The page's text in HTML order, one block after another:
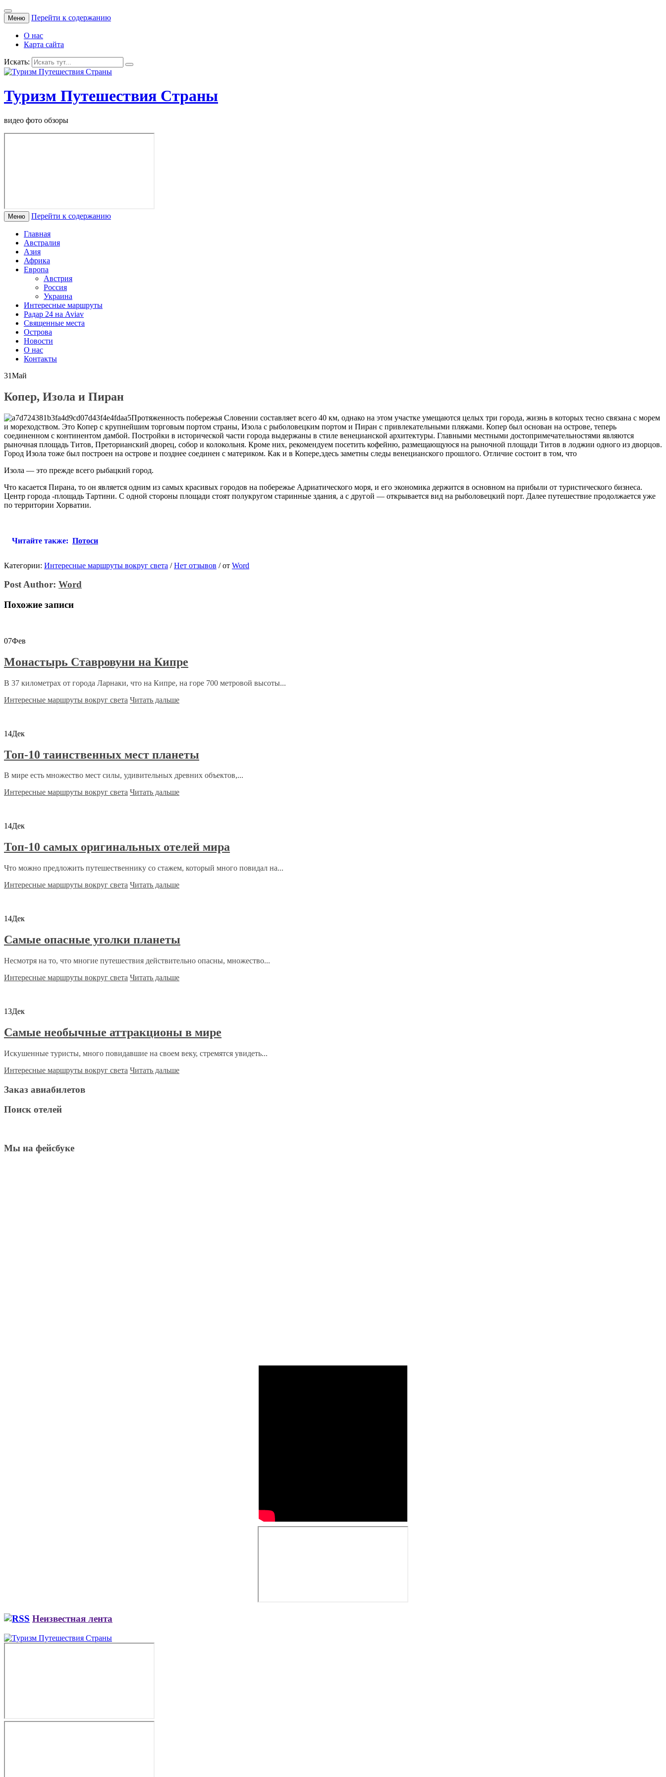
Меню Перейти к содержанию
О нас
Карта сайта
Искать:
Туризм Путешествия Страны
видео фото обзоры
Меню Перейти к содержанию
Главная
Австралия
Азия
Африка
Европа
Австрия
Россия
Украина
Интересные маршруты
Радар 24 на Aviav
Священные места
Острова
Новости
О нас
Контакты
31Май
Копер, Изола и Пиран
Протяженность побережья Словении составляет всего 40 км, однако на этом участке умещаются целых три города, жизнь в которых тесно связана с морем
и мореходством. Это Копер с крупнейшим торговым портом страны, Изола с рыболовецким портом и Пиран с привлекательными пляжами. Копер был основан на острове, теперь
соединенном с континентом дамбой. Постройки в исторической части города выдержаны в стиле венецианской архитектуры. Главными местными достопримечательностями являются
рыночная площадь Титов, Преторианский дворец, собор и колокольня. Кроме них, рекомендуем посетить кофейню, размещающуюся на рыночной площади Титов в лоджии одного из дворцов.
Город Изола тоже был построен на острове и позднее соединен с материком. Как и в Копере,здесь заметны следы венецианского прошлого. Отличие состоит в том, что
Изола — это прежде всего рыбацкий город.
Что касается Пирана, то он является одним из самых красивых городов на побережье Адриатического моря, и его экономика держится в основном на прибыли от туристического бизнеса.
Центр города -площадь Тартини. С одной стороны площади стоят полукругом старинные здания, а с другой — открывается вид на рыболовецкий порт. Далее путешествие продолжается уже
по территории Хорватии.
Читайте также: Потоси
Категории: Интересные маршруты вокруг света / Нет отзывов /от Word
Post Author: Word
Похожие записи
07Фев
Монастырь Ставровуни на Кипре
В 37 километрах от города Ларнаки, что на Кипре, на горе 700 метровой высоты...
Интересные маршруты вокруг света Читать дальше
14Дек
Топ-10 таинственных мест планеты
В мире есть множество мест силы, удивительных древних объектов,...
Интересные маршруты вокруг света Читать дальше
14Дек
Топ-10 самых оригинальных отелей мира
Что можно предложить путешественнику со стажем, который много повидал на...
Интересные маршруты вокруг света Читать дальше
14Дек
Самые опасные уголки планеты
Несмотря на то, что многие путешествия действительно опасны, множество...
Интересные маршруты вокруг света Читать дальше
13Дек
Самые необычные аттракционы в мире
Искушенные туристы, много повидавшие на своем веку, стремятся увидеть...
Интересные маршруты вокруг света Читать дальше
Заказ авиабилетов
Поиск отелей
Мы на фейсбуке
Неизвестная лента